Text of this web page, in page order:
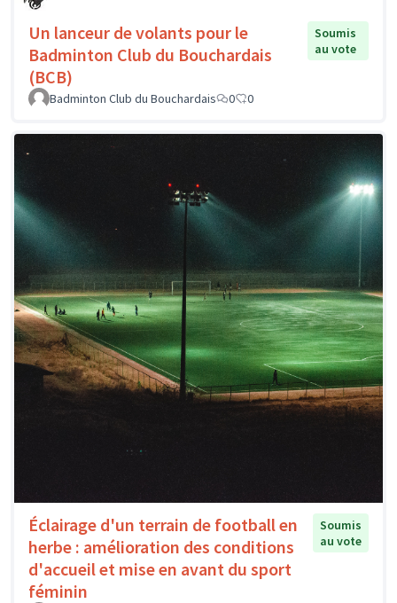
Un lanceur de volants pour le
Badminton Club du Bouchardais
(BCB)
Soumis
au vote
Badminton Club du Bouchardais 0 0
Éclairage d'un terrain de football en
herbe : amélioration des conditions
d'accueil et mise en avant du sport
féminin
Soumis
au vote